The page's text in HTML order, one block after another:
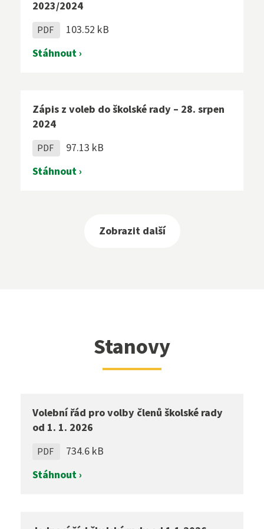
2023/2024
PDF
103.52 kB
Stáhnout ›
Zápis z voleb do školské rady – 28. srpen
2024
PDF
97.13 kB
Stáhnout ›
Zobrazit další
Stanovy
Volební řád pro volby členů školské rady
od 1. 1. 2026
PDF
734.6 kB
Stáhnout ›